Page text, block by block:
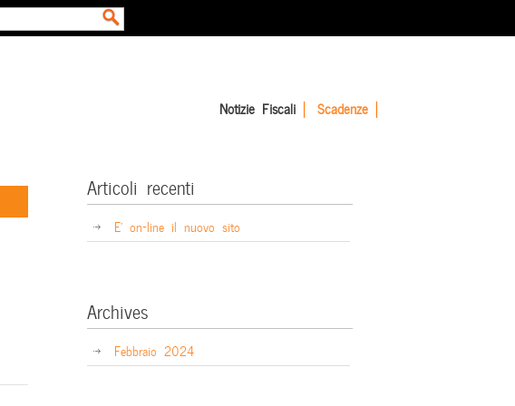
Notizie Fiscali Scadenze
Articoli recenti
E’ on-line il nuovo sito
Archives
Febbraio 2024